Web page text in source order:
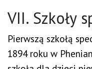
VII. Szkoły
Pierwszą szkołą
1894 roku w